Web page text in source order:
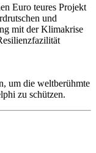
Euro teures Projekt
und
mit der Klimakrise
um die weltberühmte
zu schützen.